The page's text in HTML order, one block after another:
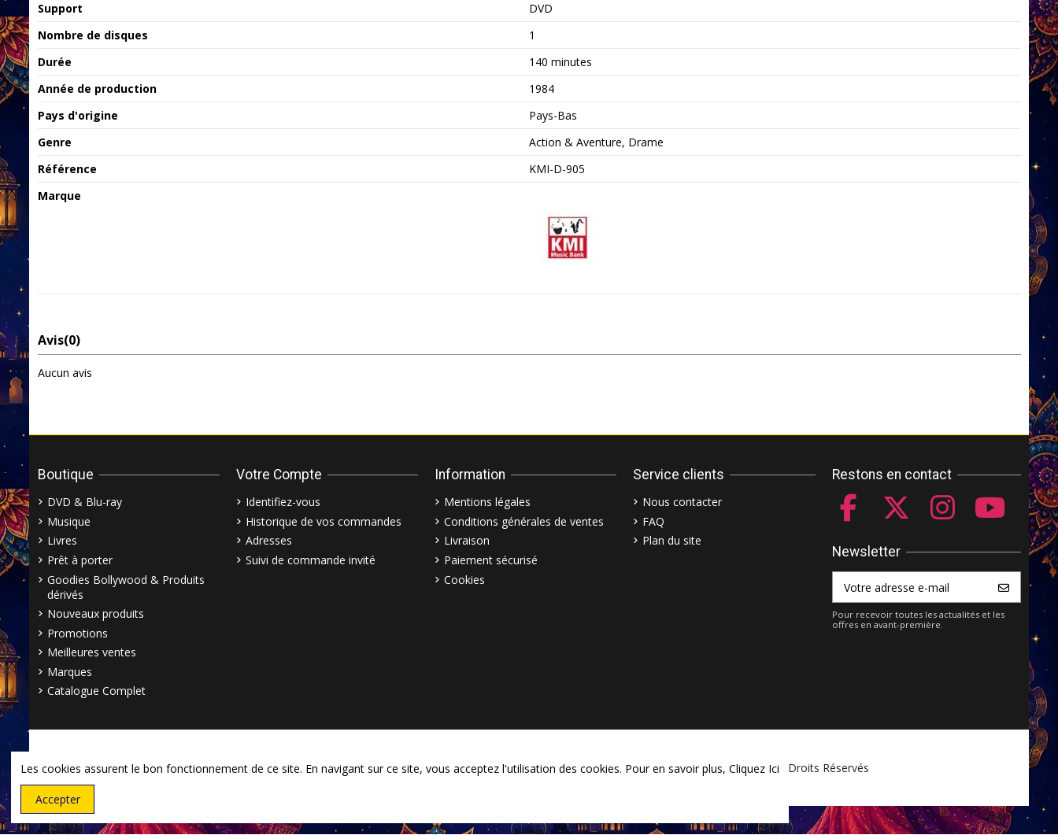
Support
DVD
Nombre de disques
1
Durée
140 minutes
Année de production
1984
Pays d'origine
Pays-Bas
Genre
Action & Aventure, Drame
Référence
KMI-D-905
Marque
Avis(0)
Aucun avis
Boutique
DVD & Blu-ray
Musique
Livres
Prêt à porter
Goodies Bollywood & Produits
dérivés
Nouveaux produits
Promotions
Meilleures ventes
Marques
Catalogue Complet
Votre Compte
Identifiez-vous
Historique de vos commandes
Adresses
Suivi de commande invité
Information
Mentions légales
Conditions générales de ventes
Livraison
Paiement sécurisé
Cookies
Service clients
Nous contacter
FAQ
Plan du site
Restons en contact
Newsletter
Pour recevoir toutes les actualités et les
offres en avant-première.
© Copyright 2003–2026 Bollymarket.com - Tous Droits Réservés
Les cookies assurent le bon fonctionnement de ce site. En navigant sur ce site, vous acceptez l'utilisation des cookies. Pour en savoir plus, Cliquez Ici
Accepter